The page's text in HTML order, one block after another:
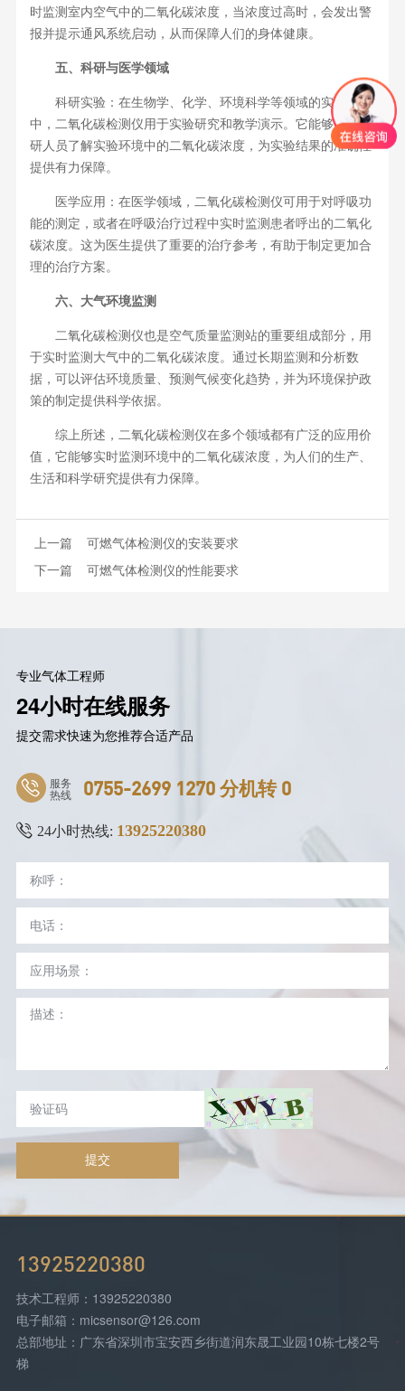
时监测室内空气中的二氧化碳浓度，当浓度过高时，会发出警
报并提示通风系统启动，从而保障人们的身体健康。
五、科研与医学领域
科研实验：在生物学、化学、环境科学等领域的实验室
中，二氧化碳检测仪用于实验研究和教学演示。它能够帮助科
研人员了解实验环境中的二氧化碳浓度，为实验结果的准确性
提供有力保障。
医学应用：在医学领域，二氧化碳检测仪可用于对呼吸功
能的测定，或者在呼吸治疗过程中实时监测患者呼出的二氧化
碳浓度。这为医生提供了重要的治疗参考，有助于制定更加合
理的治疗方案。
六、大气环境监测
二氧化碳检测仪也是空气质量监测站的重要组成部分，用
于实时监测大气中的二氧化碳浓度。通过长期监测和分析数
据，可以评估环境质量、预测气候变化趋势，并为环境保护政
策的制定提供科学依据。
综上所述，二氧化碳检测仪在多个领域都有广泛的应用价
值，它能够实时监测环境中的二氧化碳浓度，为人们的生产、
生活和科学研究提供有力保障。
上一篇 可燃气体检测仪的安装要求
下一篇 可燃气体检测仪的性能要求
专业气体工程师
24小时在线服务
提交需求快速为您推荐合适产品
服务
热线 0755-2699 1270 分机转 0
24小时热线: 13925220380
提交
13925220380
技术工程师：13925220380
电子邮箱：micsensor@126.com
总部地址：广东省深圳市宝安西乡街道润东晟工业园10栋七楼2号
梯